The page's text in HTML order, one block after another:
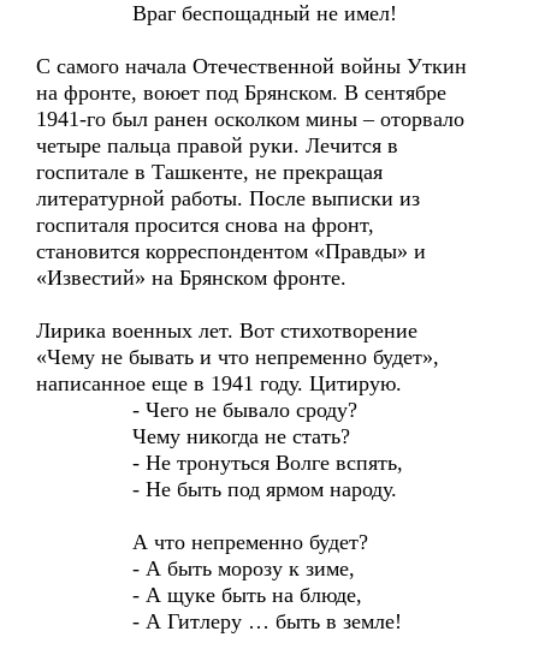
Враг беспощадный не имел!
С самого начала Отечественной войны Уткин
на фронте, воюет под Брянском. В сентябре
1941-го был ранен осколком мины – оторвало
четыре пальца правой руки. Лечится в
госпитале в Ташкенте, не прекращая
литературной работы. После выписки из
госпиталя просится снова на фронт,
становится корреспондентом «Правды» и
«Известий» на Брянском фронте.
Лирика военных лет. Вот стихотворение
«Чему не бывать и что непременно будет»,
написанное еще в 1941 году. Цитирую.
- Чего не бывало сроду?
Чему никогда не стать?
- Не тронуться Волге вспять,
- Не быть под ярмом народу.
А что непременно будет?
- А быть морозу к зиме,
- А щуке быть на блюде,
- А Гитлеру … быть в земле!